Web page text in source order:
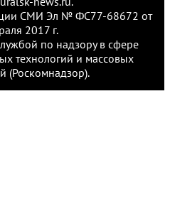
СМИ Эл № ФС77-68672 от
2017 г.
по надзору в сфере
технологий и массовых
(Роскомнадзор).